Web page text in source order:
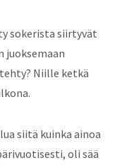
sokerista siirtyvät
juoksemaan
Niille ketkä
siitä kuinka ainoa
oli sää